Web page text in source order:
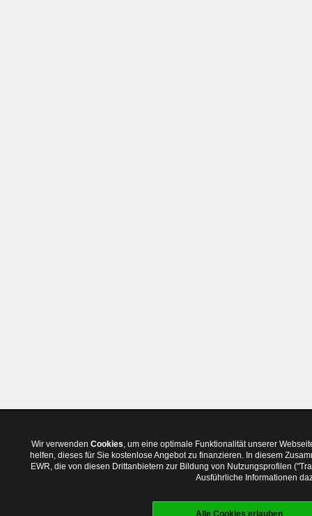
Wir verwenden Cookies, um eine optimale Funktionalität unserer
helfen, dieses für Sie kostenlose Angebot zu finanzieren. In diesem
EWR, die von diesen Drittanbietern zur Bildung von Nutzungsprofilen
Ausführliche Informationen
Alle Cookies erlauben